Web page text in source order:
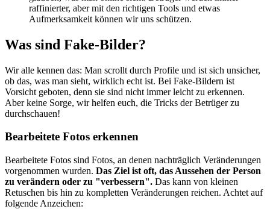
raffinierter, aber mit den richtigen Tools und etwas
Aufmerksamkeit können wir uns schützen.
Was sind Fake-Bilder?
Wir alle kennen das: Man scrollt durch Profile und ist sich unsicher,
ob das, was man sieht, wirklich echt ist. Bei Fake-Bildern ist
Vorsicht geboten, denn sie sind nicht immer leicht zu erkennen.
Aber keine Sorge, wir helfen euch, die Tricks der Betrüger zu
durchschauen!
Bearbeitete Fotos erkennen
Bearbeitete Fotos sind Fotos, an denen nachträglich Veränderungen
vorgenommen wurden. Das Ziel ist oft, das Aussehen der Person
zu verändern oder zu "verbessern". Das kann von kleinen
Retuschen bis hin zu kompletten Veränderungen reichen. Achtet auf
folgende Anzeichen: